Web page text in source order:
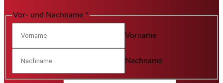
Vor- und Nachname *
Vorname
Nachname